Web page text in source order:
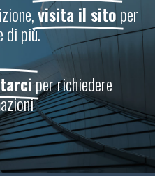
visita il sitoper
di più.
per richiedere